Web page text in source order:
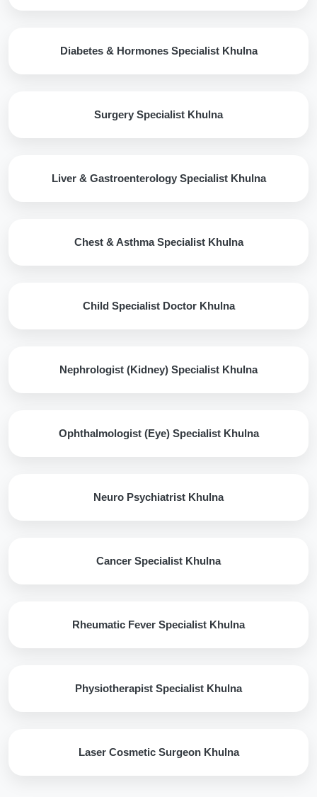
Diabetes & Hormones Specialist Khulna
Surgery Specialist Khulna
Liver & Gastroenterology Specialist Khulna
Chest & Asthma Specialist Khulna
Child Specialist Doctor Khulna
Nephrologist (Kidney) Specialist Khulna
Ophthalmologist (Eye) Specialist Khulna
Neuro Psychiatrist Khulna
Cancer Specialist Khulna
Rheumatic Fever Specialist Khulna
Physiotherapist Specialist Khulna
Laser Cosmetic Surgeon Khulna